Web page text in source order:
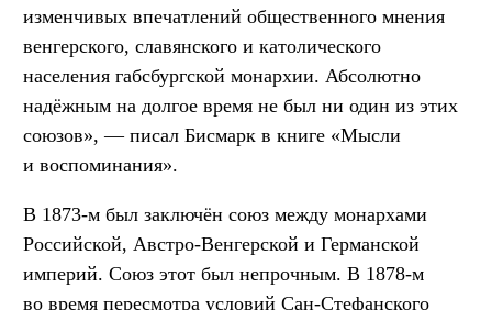
измен­чивых впечатлений общественного мнения
венгерского, сла­вянского и католического
населения габсбургской монархии. Абсолютно
надёжным на долгое время не был ни один из этих
союзов», — писал Бисмарк в книге «Мысли
и воспоминания».
В 1873-м был заключён союз между монархами
Российской, Австро-Венгерской и Германской
империй. Союз этот был непрочным. В 1878-м
во время пересмотра условий Сан-Стефанского